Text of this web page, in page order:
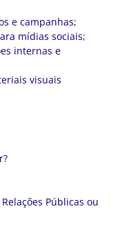
e campanhas;
mídias sociais;
internas e
visuais
Públicas ou